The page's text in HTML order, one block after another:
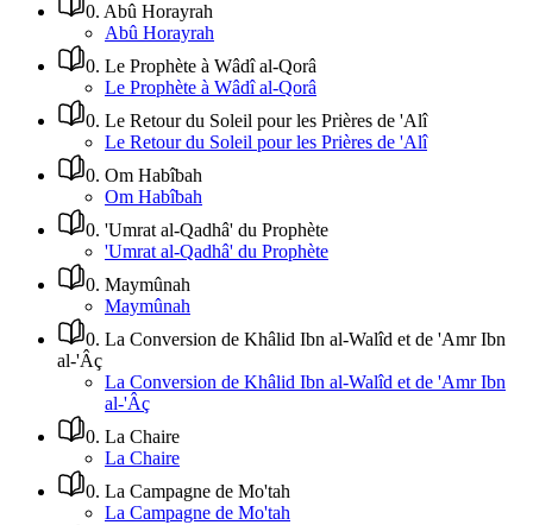
0. Abû Horayrah
Abû Horayrah
0. Le Prophète à Wâdî al-Qorâ
Le Prophète à Wâdî al-Qorâ
0. Le Retour du Soleil pour les Prières de 'Alî
Le Retour du Soleil pour les Prières de 'Alî
0. Om Habîbah
Om Habîbah
0. 'Umrat al-Qadhâ' du Prophète
'Umrat al-Qadhâ' du Prophète
0. Maymûnah
Maymûnah
0. La Conversion de Khâlid Ibn al-Walîd et de 'Amr Ibn
al-'Âç
La Conversion de Khâlid Ibn al-Walîd et de 'Amr Ibn
al-'Âç
0. La Chaire
La Chaire
0. La Campagne de Mo'tah
La Campagne de Mo'tah